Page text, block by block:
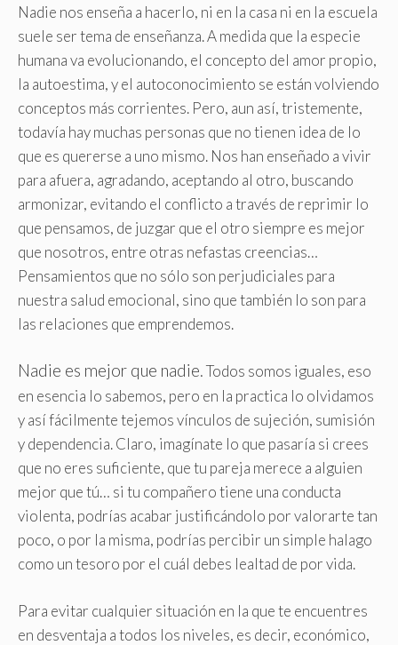
Nadie nos enseña a hacerlo, ni en la casa ni en la escuela
suele ser tema de enseñanza. A medida que la especie
humana va evolucionando, el concepto del amor propio,
la autoestima, y el autoconocimiento se están volviendo
conceptos más corrientes. Pero, aun así, tristemente,
todavía hay muchas personas que no tienen idea de lo
que es quererse a uno mismo. Nos han enseñado a vivir
para afuera, agradando, aceptando al otro, buscando
armonizar, evitando el conflicto a través de reprimir lo
que pensamos, de juzgar que el otro siempre es mejor
que nosotros, entre otras nefastas creencias…
Pensamientos que no sólo son perjudiciales para
nuestra salud emocional, sino que también lo son para
las relaciones que emprendemos.
Nadie es mejor que nadie.Todos somos iguales, eso
en esencia lo sabemos, pero en la practica lo olvidamos
y así fácilmente tejemos vínculos de sujeción, sumisión
y dependencia.Claro, imagínate lo que pasaría si crees
que no eres suficiente, que tu pareja merece a alguien
mejor que tú… si tu compañero tiene una conducta
violenta, podrías acabar justificándolo por valorarte tan
poco, o por la misma, podrías percibir un simple halago
como un tesoro por el cuál debes lealtad de por vida.
Para evitar cualquier situación en la que te encuentres
en desventaja a todos los niveles, es decir, económico,